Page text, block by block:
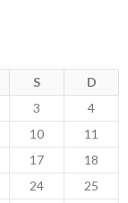
S D
3
4
10
11
17
18
24
25